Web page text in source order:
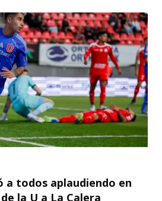
a todos aplaudiendo en
la U a La Calera